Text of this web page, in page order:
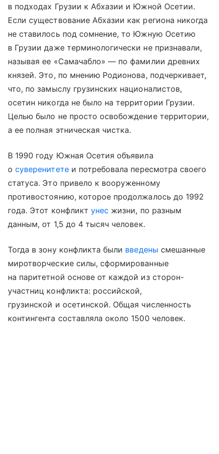
в подходах Грузии к Абхазии и Южной Осетии.
Если существование Абхазии как региона никогда
не ставилось под сомнение, то Южную Осетию
в Грузии даже терминологически не признавали,
называя ее «Самачабло» — по фамилии древних
князей. Это, по мнению Родионова, подчеркивает,
что, по замыслу грузинских националистов,
осетин никогда не было на территории Грузии.
Целью было не просто освобождение территории,
а ее полная этническая чистка.
В 1990 году Южная Осетия объявила
осуверенитетеи потребовала пересмотра своего
статуса. Это привело к вооруженному
противостоянию, которое продолжалось до 1992
года. Этот конфликт унес жизни, по разным
данным, от 1,5 до 4 тысяч человек.
Тогда в зону конфликта были введены смешанные
миротворческие силы, сформированные
на паритетной основе от каждой из сторон-
участниц конфликта: российской,
грузинской и осетинской. Общая численность
контингента составляла около 1500 человек.